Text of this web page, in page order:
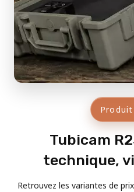
Tubicam
technique,
Retrouvez les variantes de